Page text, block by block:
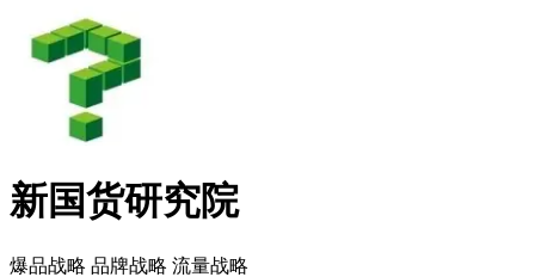
新国货研究院
爆品战略 品牌战略 流量战略